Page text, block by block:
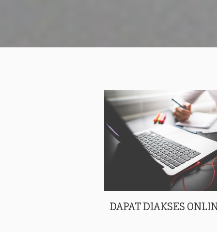
DAPAT DIAKSES